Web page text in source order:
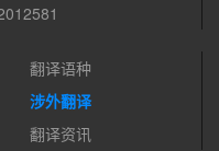
翻译语种
涉外翻译
翻译资讯